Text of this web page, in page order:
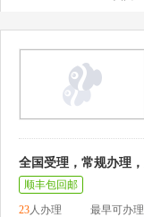
全国受理，常规办理
顺丰包回邮
23人办理 最早可办理